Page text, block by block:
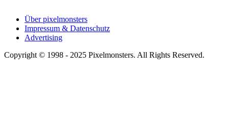
Über pixelmonsters
Impressum & Datenschutz
Advertising
Copyright © 1998 - 2025 Pixelmonsters. All Rights Reserved.